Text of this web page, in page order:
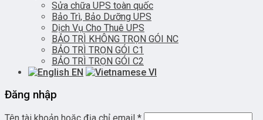
Sửa chữa UPS toàn quốc
Bảo Trì, Bảo Dưỡng UPS
Dịch Vụ Cho Thuê UPS
BẢO TRÌ KHÔNG TRỌN GÓI NC
BẢO TRÌ TRỌN GÓI C1
BẢO TRÌ TRỌN GÓI C2
EN
VI
Đăng nhập